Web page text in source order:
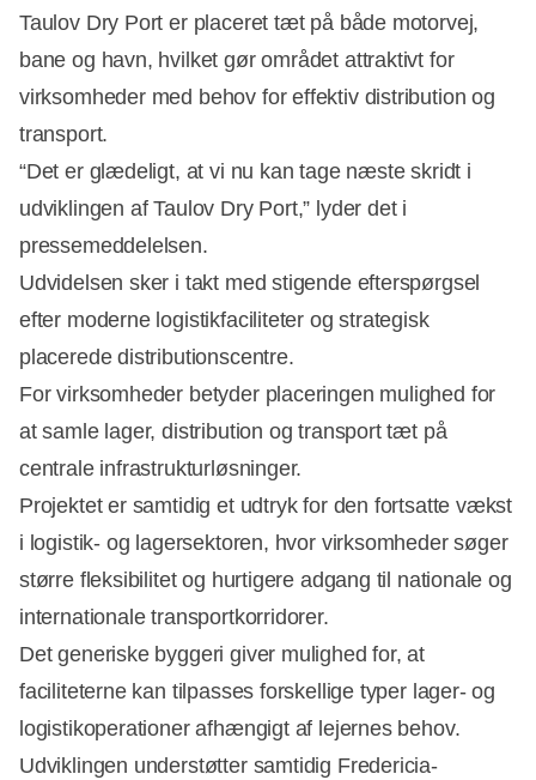
Taulov Dry Port er placeret tæt på både motorvej,
bane og havn, hvilket gør området attraktivt for
virksomheder med behov for effektiv distribution og
transport.
“Det er glædeligt, at vi nu kan tage næste skridt i
udviklingen af Taulov Dry Port,” lyder det i
pressemeddelelsen.
Udvidelsen sker i takt med stigende efterspørgsel
efter moderne logistikfaciliteter og strategisk
placerede distributionscentre.
For virksomheder betyder placeringen mulighed for
at samle lager, distribution og transport tæt på
centrale infrastrukturløsninger.
Projektet er samtidig et udtryk for den fortsatte vækst
i logistik- og lagersektoren, hvor virksomheder søger
større fleksibilitet og hurtigere adgang til nationale og
internationale transportkorridorer.
Det generiske byggeri giver mulighed for, at
faciliteterne kan tilpasses forskellige typer lager- og
logistikoperationer afhængigt af lejernes behov.
Udviklingen understøtter samtidig Fredericia-